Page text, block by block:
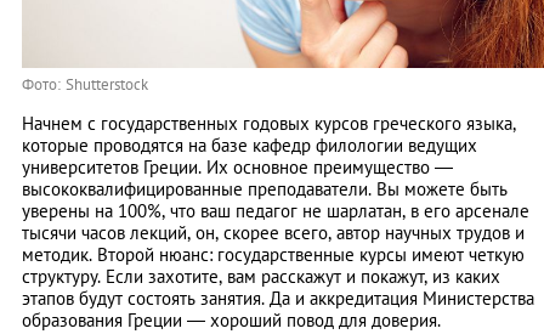
Фото: Shutterstock
Начнем с государственных годовых курсов греческого языка,
которые проводятся на базе кафедр филологии ведущих
университетов Греции. Их основное преимущество —
высококвалифицированные преподаватели. Вы можете быть
уверены на 100%, что ваш педагог не шарлатан, в его арсенале
тысячи часов лекций, он, скорее всего, автор научных трудов и
методик. Второй нюанс: государственные курсы имеют четкую
структуру. Если захотите, вам расскажут и покажут, из каких
этапов будут состоять занятия. Да и аккредитация Министерства
образования Греции — хороший повод для доверия.